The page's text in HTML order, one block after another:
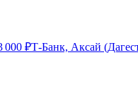
000 ₽Т-Банк, Аксай